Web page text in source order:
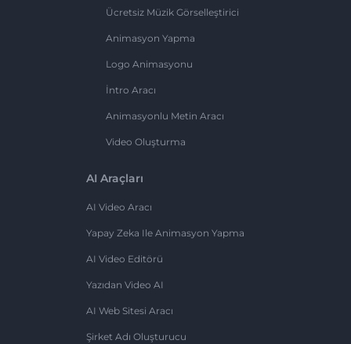
Ücretsiz Müzik Görselleştirici
Animasyon Yapma
Logo Animasyonu
İntro Aracı
Animasyonlu Metin Aracı
Video Oluşturma
AI Araçları
AI Video Aracı
Yapay Zeka Ile Animasyon Yapma
AI Video Editörü
Yazıdan Video AI
AI Web Sitesi Aracı
Şirket Adı Oluşturucu